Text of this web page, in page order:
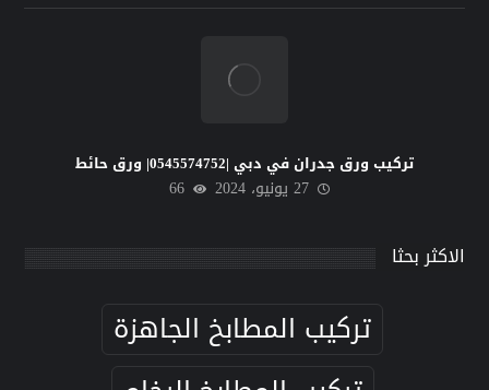
تركيب ورق جدران في دبي |0545574752| ورق حائط
27 يونيو، 2024 66
الاكثر بحثا
تركيب المطابخ الجاهزة